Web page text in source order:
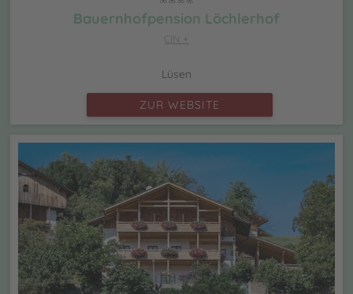
Bauernhofpension Löchlerhof
CIN +
Lüsen
ZUR WEBSITE